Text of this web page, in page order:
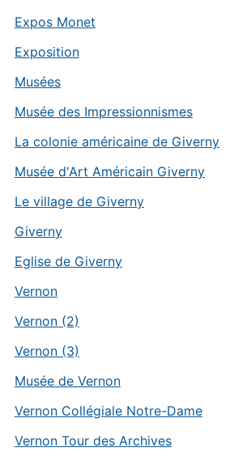
Expos Monet
Exposition
Musées
Musée des Impressionnismes
La colonie américaine de Giverny
Musée d'Art Américain Giverny
Le village de Giverny
Giverny
Eglise de Giverny
Vernon
Vernon (2)
Vernon (3)
Musée de Vernon
Vernon Collégiale Notre-Dame
Vernon Tour des Archives